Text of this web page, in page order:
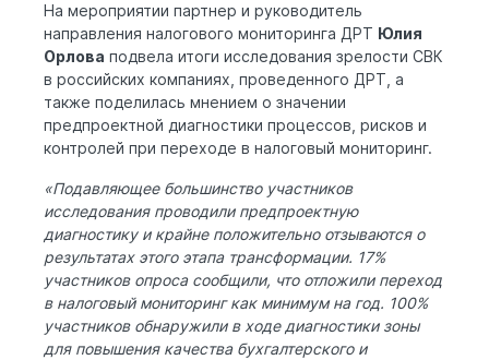
На мероприятии партнер и руководитель
направления налогового мониторинга ДРТ Юлия
Орлова подвела итоги исследования зрелости СВК
в российских компаниях, проведенного ДРТ, а
также поделилась мнением о значении
предпроектной диагностики процессов, рисков и
контролей при переходе в налоговый мониторинг.
«Подавляющее большинство участников
исследования проводили предпроектную
диагностику и крайне положительно отзываются о
результатах этого этапа трансформации. 17%
участников опроса сообщили, что отложили переход
в налоговый мониторинг как минимум на год. 100%
участников обнаружили в ходе диагностики зоны
для повышения качества бухгалтерского и